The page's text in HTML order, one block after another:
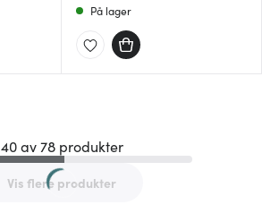
På lager
40 av 78 produkter
Vis flere produkter